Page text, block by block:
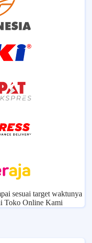
sesuai target waktunya
Toko Online Kami